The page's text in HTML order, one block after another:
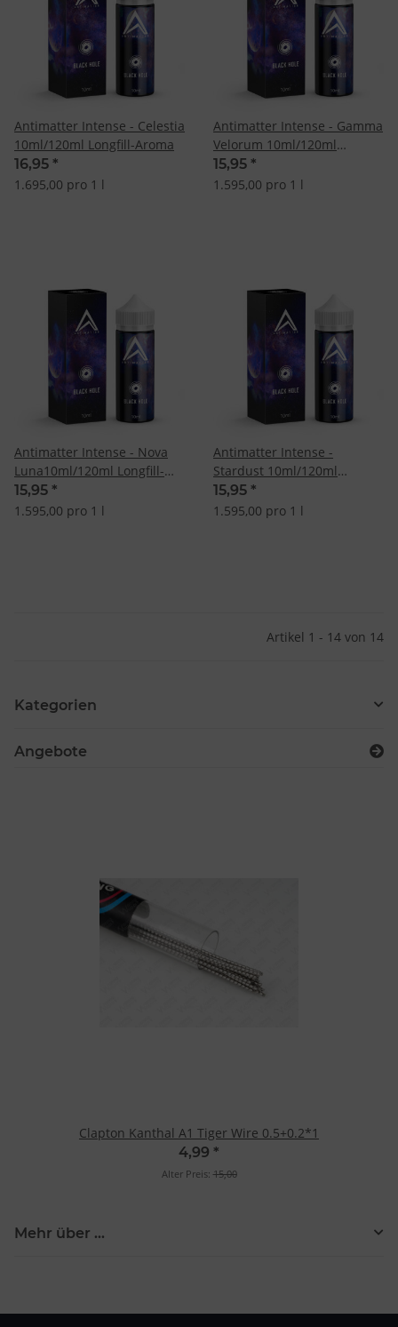
Antimatter Intense - Celestia
10ml/120ml Longfill-Aroma
16,95 *
1.695,00 pro 1 l
Antimatter Intense - Gamma
Velorum 10ml/120ml
Longfill-Aroma
15,95 *
1.595,00 pro 1 l
Antimatter Intense - Nova
Luna10ml/120ml Longfill-
Aroma
15,95 *
1.595,00 pro 1 l
Antimatter Intense -
Stardust 10ml/120ml
Longfill-Aroma
15,95 *
1.595,00 pro 1 l
Artikel 1 - 14 von 14
Kategorien
Angebote
Clapton Kanthal A1 Tiger Wire 0.5+0.2*1
4,99 *
Alter Preis: 15,00
Mehr über ...